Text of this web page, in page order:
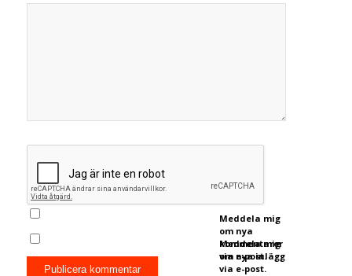
Meddela mig
om nya
kommentarer
via e-post.
Meddela mig
om nya inlägg
via e-post.